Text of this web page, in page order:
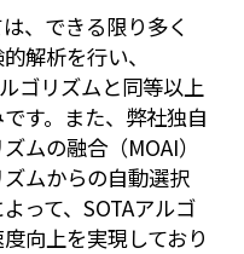
、できる限り多く
解析を行い、
リズムと同等以上
す。また、弊社独自
ムの融合（MOAI）
ムからの自動選択
って、SOTAアルゴ
向上を実現しており